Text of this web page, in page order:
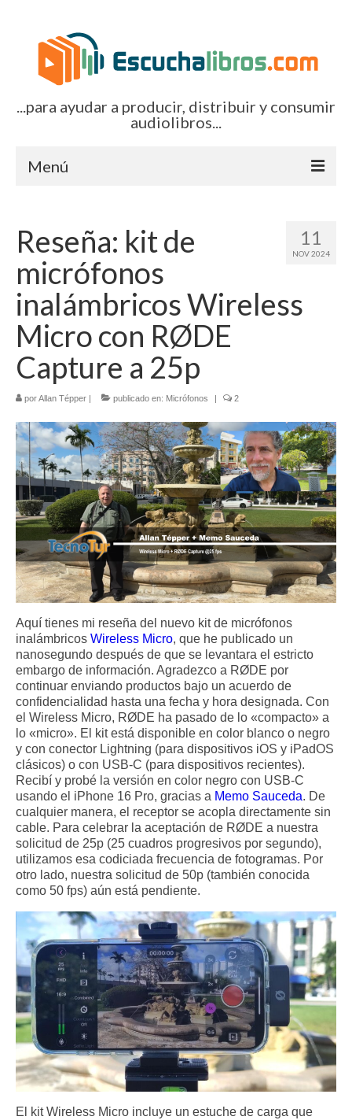
...para ayudar a producir, distribuir y consumir
audiolibros...
Menú
Artículos (todos)
Boletines por correo-e
Glosariocastellano.com
EditorialTecnoTur.com
Contacto (vía TecnoTur)
11
NOV 2024
Reseña: kit de
micrófonos
inalámbricos Wireless
Micro con RØDE
Capture a 25p
porAllan Tépper publicado en: Micrófonos 2
Aquí tienes mi reseña del nuevo kit de micrófonos
inalámbricos Wireless Micro, que he publicado un
nanosegundo después de que se levantara el estricto
embargo de información. Agradezco a RØDE por
continuar enviando productos bajo un acuerdo de
confidencialidad hasta una fecha y hora designada. Con
el Wireless Micro, RØDE ha pasado de lo «compacto» a
lo «micro». El kit está disponible en color blanco o negro
y con conector Lightning (para dispositivos iOS y iPadOS
clásicos) o con USB-C (para dispositivos recientes).
Recibí y probé la versión en color negro con USB-C
usando el iPhone 16 Pro, gracias a Memo Sauceda. De
cualquier manera, el receptor se acopla directamente sin
cable. Para celebrar la aceptación de RØDE a nuestra
solicitud de 25p (25 cuadros progresivos por segundo),
utilizamos esa codiciada frecuencia de fotogramas. Por
otro lado, nuestra solicitud de 50p (también conocida
como 50 fps) aún está pendiente.
El kit Wireless Micro incluye un estuche de carga que